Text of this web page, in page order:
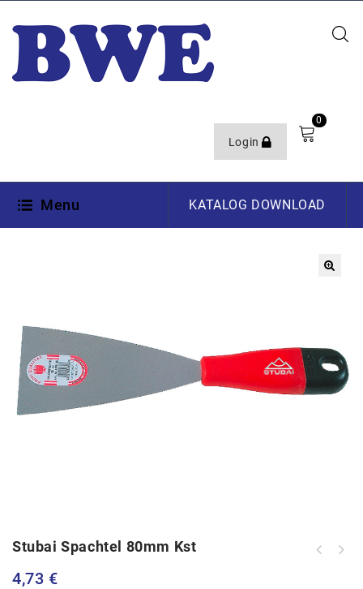
Login
0
Menu KATALOG DOWNLOAD
Stubai Spachtel 80mm Kst
4,73 €